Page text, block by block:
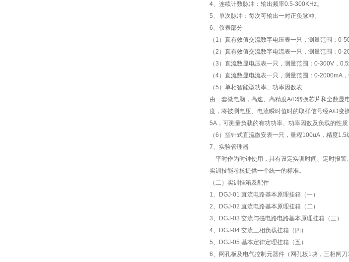
4、连续计数脉冲：输出频率0.5-300KHz。
5、单次脉冲：每次可输出一对正负脉冲。
6、仪表部分
（1）真有效值交流数字电压表一只，测量范围：0-
（2）真有效值交流数字电流表一只，测量范围：0-
（3）直流数显电压表一只，测量范围：0-300V，0.5
（4）直流数显电流表一只，测量范围：0-2000mA
（5）单相智能型功率、功率因数表
由一套微电脑，高速、高精度A/D转换芯片和全数
度，将被测电压、电流瞬时值时的取样信号经A/D变
5A，可测量负载的有功功率、功率因数及负载的性
（6）指针式直流微安表一只，量程100uA，精度1.5
7、实验管理器
平时作为时钟使用，具有设定实训时间、定时报警
实训技能考核提供一个统一的标准。
（二）实训挂箱及配件
1、DGJ-01 直流电路基本原理挂箱（一）
2、DGJ-02 直流电路基本原理挂箱（二）
3、DGJ-03 交流与磁电路电路基本原理挂箱（三）
4、DGJ-04 交流三相负载挂箱（四）
5、DGJ-05 基本定律定理挂箱（五）
6、网孔板及电气控制元器件（网孔板1块，三相闸